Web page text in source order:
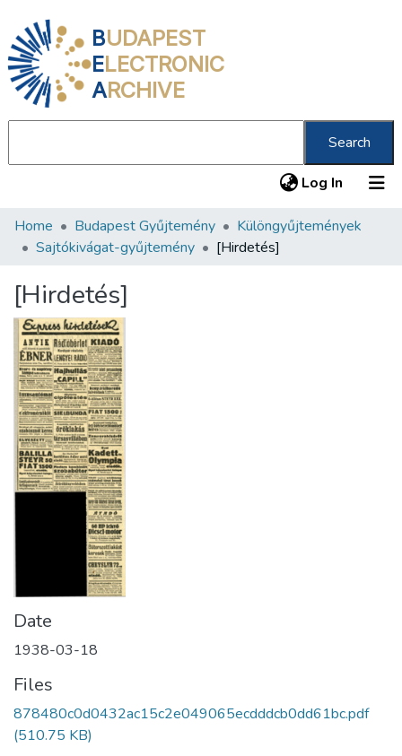
BUDAPEST
ELECTRONIC
ARCHIVE
Search
Log In (current)
Communities & Collections
Statistics
About us
Home Budapest Gyűjtemény
Különgyűjtemények
Sajtókivágat-gyűjtemény
[Hirdetés]
[Hirdetés]
Date
1938-03-18
Files
878480c0d0432ac15c2e049065ecdddcb0dd61bc.pdf
(510.75 KB)